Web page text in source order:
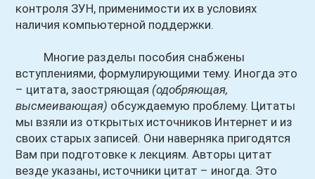
контроля ЗУН, применимости их в условиях
наличия компьютерной поддержки.
Многие разделы пособия снабжены
вступлениями, формулирующими тему. Иногда это
– цитата, заостряющая (одобряющая,
высмеивающая) обсуждаемую проблему. Цитаты
мы взяли из открытых источников Интернет и из
своих старых записей. Они наверняка пригодятся
Вам при подготовке к лекциям. Авторы цитат
везде указаны, источники цитат – иногда. Это